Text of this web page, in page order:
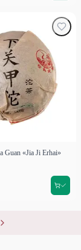
Guan «Jia Ji Erhai»